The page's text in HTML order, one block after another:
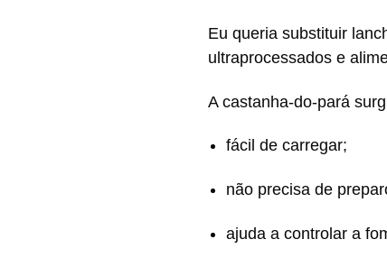
Eu queria substituir
ultraprocessados e
A castanha-do-pará
fácil de carregar;
não precisa de
ajuda a controlar a